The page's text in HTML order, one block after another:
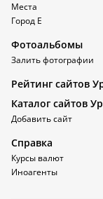
Места
Город Е
Фотоальбомы
Залить фотографии
Рейтинг сайтов
Каталог сайтов
Добавить сайт
Справка
Курсы валют
Иноагенты